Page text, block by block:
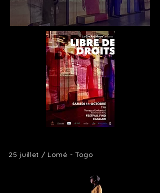
25 juillet / Lomé - Togo